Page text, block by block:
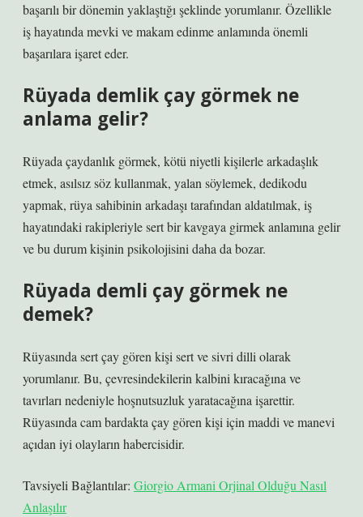
başarılı bir dönemin yaklaştığı şeklinde yorumlanır. Özellikle
iş hayatında mevki ve makam edinme anlamında önemli
başarılara işaret eder.
Rüyada demlik çay görmek ne
anlama gelir?
Rüyada çaydanlık görmek, kötü niyetli kişilerle arkadaşlık
etmek, asılsız söz kullanmak, yalan söylemek, dedikodu
yapmak, rüya sahibinin arkadaşı tarafından aldatılmak, iş
hayatındaki rakipleriyle sert bir kavgaya girmek anlamına gelir
ve bu durum kişinin psikolojisini daha da bozar.
Rüyada demli çay görmek ne
demek?
Rüyasında sert çay gören kişi sert ve sivri dilli olarak
yorumlanır. Bu, çevresindekilerin kalbini kıracağına ve
tavırları nedeniyle hoşnutsuzluk yaratacağına işarettir.
Rüyasında cam bardakta çay gören kişi için maddi ve manevi
açıdan iyi olayların habercisidir.
Tavsiyeli Bağlantılar: Giorgio Armani Orjinal Olduğu Nasıl
Anlaşılır